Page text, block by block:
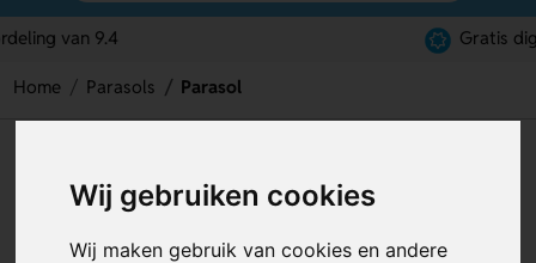
Wij gebruiken cookies
Wij maken gebruik van cookies en andere
Home Parasols Parasol
Artikelnummer:126498